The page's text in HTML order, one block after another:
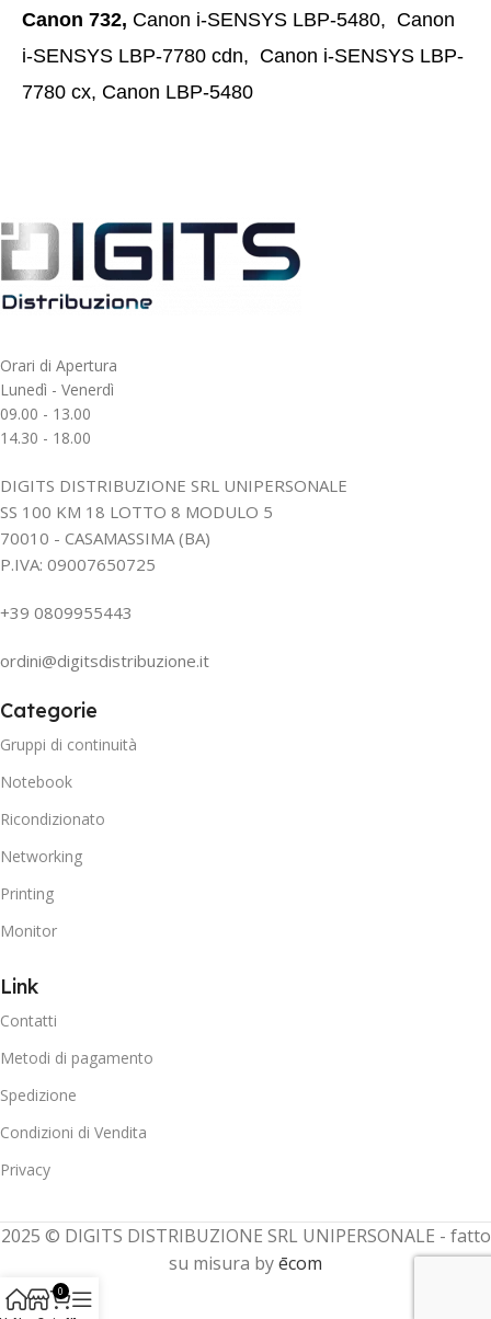
Canon 732, Canon i-SENSYS LBP-5480, Canon
i-SENSYS LBP-7780 cdn, Canon i-SENSYS LBP-
7780 cx, Canon LBP-5480
Orari di Apertura
Lunedì - Venerdì
09.00 - 13.00
14.30 - 18.00
DIGITS DISTRIBUZIONE SRL UNIPERSONALE
SS 100 KM 18 LOTTO 8 MODULO 5
70010 - CASAMASSIMA (BA)
P.IVA: 09007650725
+39 0809955443
ordini@digitsdistribuzione.it
Categorie
Gruppi di continuità
Notebook
Ricondizionato
Networking
Printing
Monitor
Link
Contatti
Metodi di pagamento
Spedizione
Condizioni di Vendita
Privacy
2025 © DIGITS DISTRIBUZIONE SRL UNIPERSONALE - fatto
su misura byēcom
0